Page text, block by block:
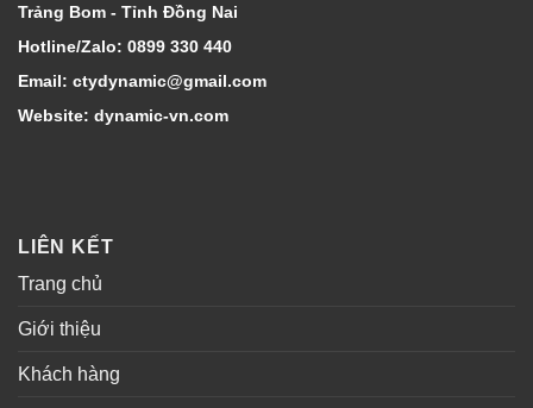
Trảng Bom - Tỉnh Đồng Nai
Hotline/Zalo: 0899 330 440
Email: ctydynamic@gmail.com
Website: dynamic-vn.com
LIÊN KẾT
Trang chủ
Giới thiệu
Khách hàng